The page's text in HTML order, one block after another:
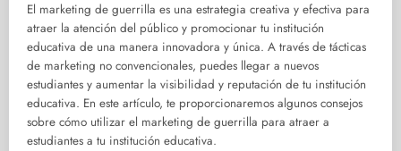
El marketing de guerrilla es una estrategia creativa y efectiva para
atraer la atención del público y promocionar tu institución
educativa de una manera innovadora y única. A través de tácticas
de marketing no convencionales, puedes llegar a nuevos
estudiantes y aumentar la visibilidad y reputación de tu institución
educativa. En este artículo, te proporcionaremos algunos consejos
sobre cómo utilizar el marketing de guerrilla para atraer a
estudiantes a tu institución educativa.